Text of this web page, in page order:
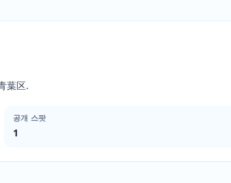
葉区.
공개 스팟
1